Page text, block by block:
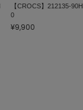
【CROCS】212135-90H
0
¥9,900